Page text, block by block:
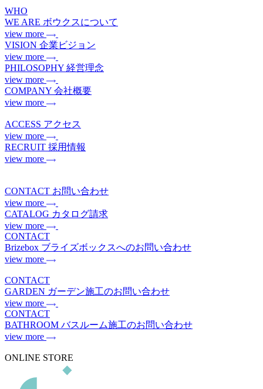
WHO
WE ARE ボウクスについて
view more
VISION 企業ビジョン
view more
PHILOSOPHY 経営理念
view more
COMPANY 会社概要
view more
ACCESS アクセス
view more
RECRUIT 採用情報
view more
CONTACT お問い合わせ
view more
CATALOG カタログ請求
view more
CONTACT
Brizebox ブライズボックスへのお問い合わせ
view more
CONTACT
GARDEN ガーデン施工のお問い合わせ
view more
CONTACT
BATHROOM バスルーム施工のお問い合わせ
view more
ONLINE STORE